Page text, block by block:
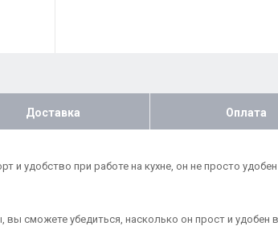
Доставка Оплата
при работе на кухне, он не просто
сможете убедиться, насколько он прост и удобен